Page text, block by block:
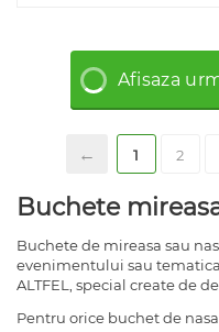
Buchete
Buchete de mireasa sau
evenimentului sau
ALTFEL, special create de
Pentru orice buchet de
Afisaza
1 2